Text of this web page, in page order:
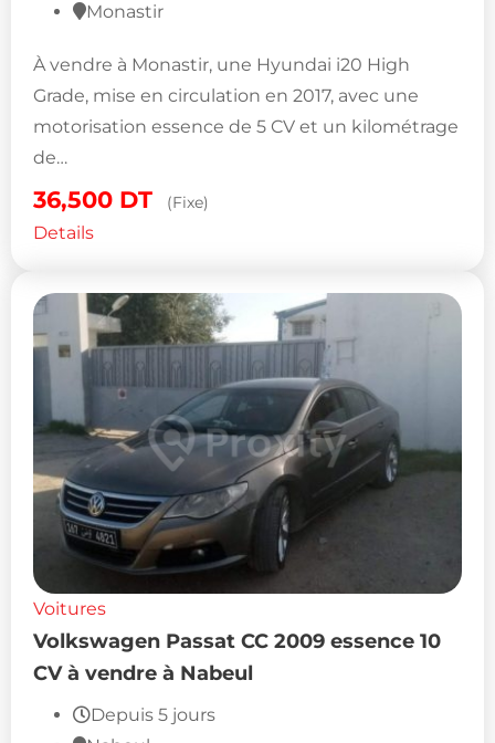
Monastir
À vendre à Monastir, une Hyundai i20 High
Grade, mise en circulation en 2017, avec une
motorisation essence de 5 CV et un kilométrage
de…
36,500 DT (Fixe)
Details
Voitures
Volkswagen Passat CC 2009 essence 10
CV à vendre à Nabeul
Depuis 5 jours